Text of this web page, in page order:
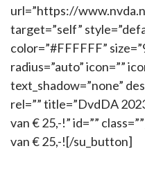
url=”https://
target=”self”
color=”#FFFFFF”
radius=”auto” icon=””
text_shadow=”none”
rel=”” title=”DvdDA
van € 25,-!” id=””
van € 25,-![/su_button]